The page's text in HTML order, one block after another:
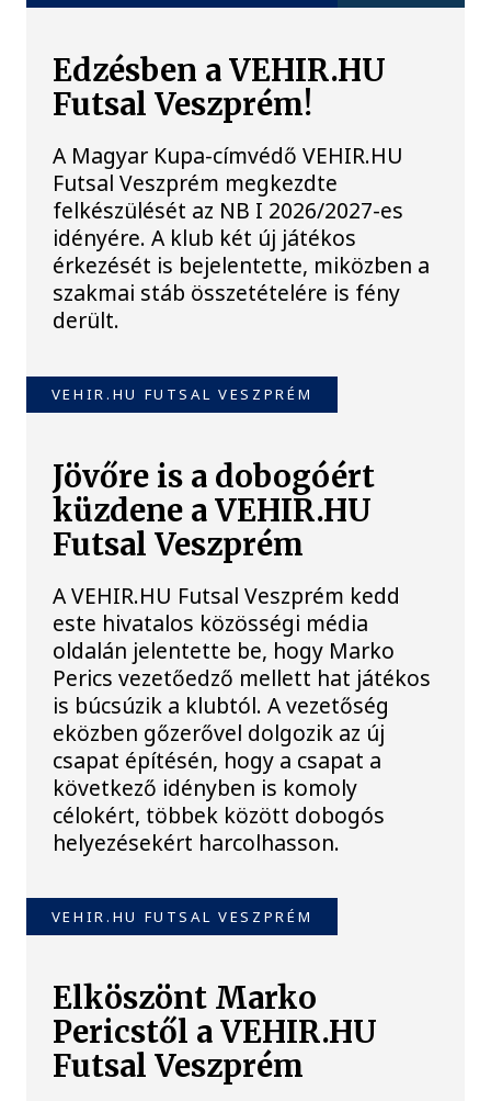
Edzésben a VEHIR.HU
Futsal Veszprém!
A Magyar Kupa-címvédő VEHIR.HU
Futsal Veszprém megkezdte
felkészülését az NB I 2026/2027-es
idényére. A klub két új játékos
érkezését is bejelentette, miközben a
szakmai stáb összetételére is fény
derült.
VEHIR.HU FUTSAL VESZPRÉM
Jövőre is a dobogóért
küzdene a VEHIR.HU
Futsal Veszprém
A VEHIR.HU Futsal Veszprém kedd
este hivatalos közösségi média
oldalán jelentette be, hogy Marko
Perics vezetőedző mellett hat játékos
is búcsúzik a klubtól. A vezetőség
eközben gőzerővel dolgozik az új
csapat építésén, hogy a csapat a
következő idényben is komoly
célokért, többek között dobogós
helyezésekért harcolhasson.
VEHIR.HU FUTSAL VESZPRÉM
Elköszönt Marko
Pericstől a VEHIR.HU
Futsal Veszprém